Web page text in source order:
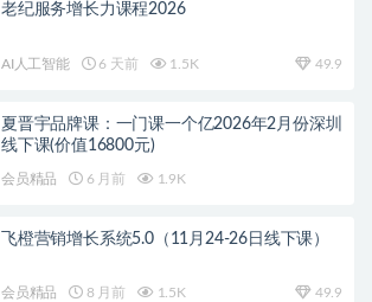
老纪服务增长力课程2026
AI人工智能 6 天前 1.5K 49.9
夏晋宇品牌课：一门课一个亿2026年2月份深圳
线下课(价值16800元)
会员精品 6 月前 1.9K
飞橙营销增长系统5.0（11月24-26日线下课）
会员精品 8 月前 1.5K 49.9